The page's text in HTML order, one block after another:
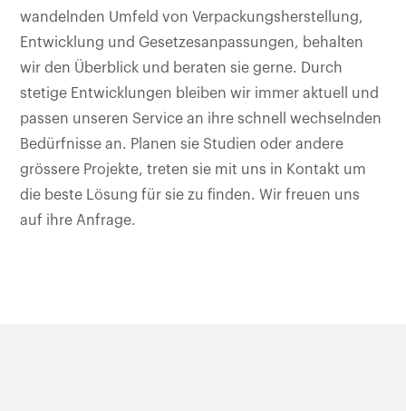
wandelnden Umfeld von Verpackungsherstellung,
Entwicklung und Gesetzesanpassungen, behalten
wir den Überblick und beraten sie gerne. Durch
stetige Entwicklungen bleiben wir immer aktuell und
passen unseren Service an ihre schnell wechselnden
Bedürfnisse an. Planen sie Studien oder andere
grössere Projekte, treten sie mit uns in Kontakt um
die beste Lösung für sie zu finden. Wir freuen uns
auf ihre Anfrage.